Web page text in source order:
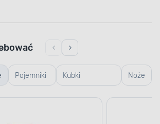
Pojemniki
szklane
Kubki
termiczne i
Noże